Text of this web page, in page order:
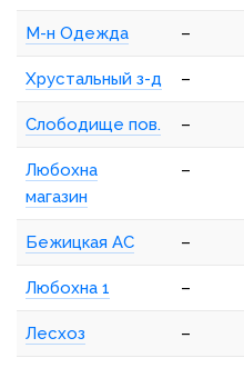
М-н Одежда –
Хрустальный з-д –
Слободище пов. –
Любохна
магазин
–
Бежицкая АС –
Любохна 1 –
Лесхоз –